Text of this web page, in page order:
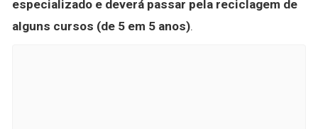
especializado e deverá passar pela reciclagem de
alguns cursos (de 5 em 5 anos).